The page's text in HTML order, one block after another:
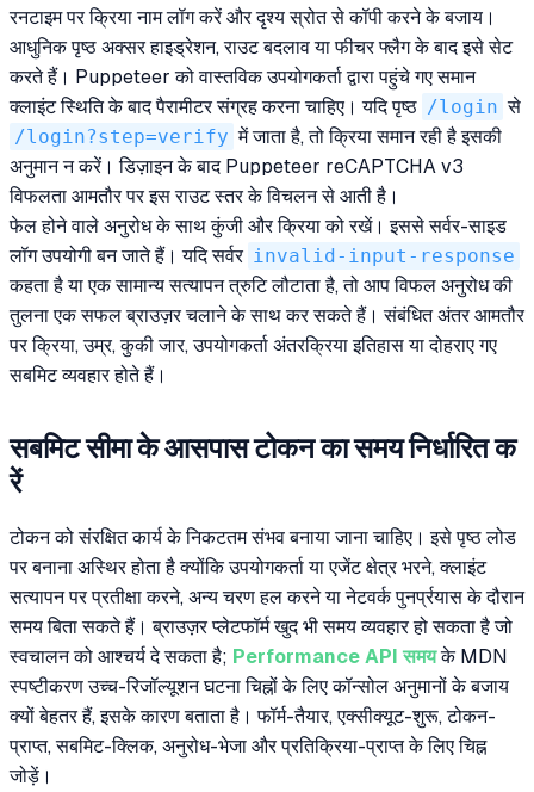
रनटाइम पर क्रिया नाम लॉग करें और दृश्य स्रोत से कॉपी करने के बजाय।
आधुनिक पृष्ठ अक्सर हाइड्रेशन, राउट बदलाव या फीचर फ्लैग के बाद इसे सेट
करते हैं। Puppeteer को वास्तविक उपयोगकर्ता द्वारा पहुंचे गए समान
क्लाइंट स्थिति के बाद पैरामीटर संग्रह करना चाहिए। यदि पृष्ठ /login से
/login?step=verify में जाता है, तो क्रिया समान रही है इसकी
अनुमान न करें। डिज़ाइन के बाद Puppeteer reCAPTCHA v3
विफलता आमतौर पर इस राउट स्तर के विचलन से आती है।
फेल होने वाले अनुरोध के साथ कुंजी और क्रिया को रखें। इससे सर्वर-साइड
लॉग उपयोगी बन जाते हैं। यदि सर्वर invalid-input-response
कहता है या एक सामान्य सत्यापन त्रुटि लौटाता है, तो आप विफल अनुरोध की
तुलना एक सफल ब्राउज़र चलाने के साथ कर सकते हैं। संबंधित अंतर आमतौर
पर क्रिया, उम्र, कुकी जार, उपयोगकर्ता अंतरक्रिया इतिहास या दोहराए गए
सबमिट व्यवहार होते हैं।
सबमिट सीमा के आसपास टोकन का समय निर्धारित क
रें
टोकन को संरक्षित कार्य के निकटतम संभव बनाया जाना चाहिए। इसे पृष्ठ लोड
पर बनाना अस्थिर होता है क्योंकि उपयोगकर्ता या एजेंट क्षेत्र भरने, क्लाइंट
सत्यापन पर प्रतीक्षा करने, अन्य चरण हल करने या नेटवर्क पुनर्प्रयास के दौरान
समय बिता सकते हैं। ब्राउज़र प्लेटफॉर्म खुद भी समय व्यवहार हो सकता है जो
स्वचालन को आश्चर्य दे सकता है; Performance API समयके MDN
स्पष्टीकरण उच्च-रिजॉल्यूशन घटना चिह्नों के लिए कॉन्सोल अनुमानों के बजाय
क्यों बेहतर हैं, इसके कारण बताता है। फॉर्म-तैयार, एक्सीक्यूट-शुरू, टोकन-
प्राप्त, सबमिट-क्लिक, अनुरोध-भेजा और प्रतिक्रिया-प्राप्त के लिए चिह्न
जोड़ें।